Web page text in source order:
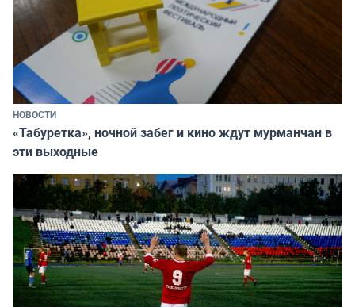
НОВОСТИ
«Табуретка», ночной забег и кино ждут мурманчан в
эти выходные